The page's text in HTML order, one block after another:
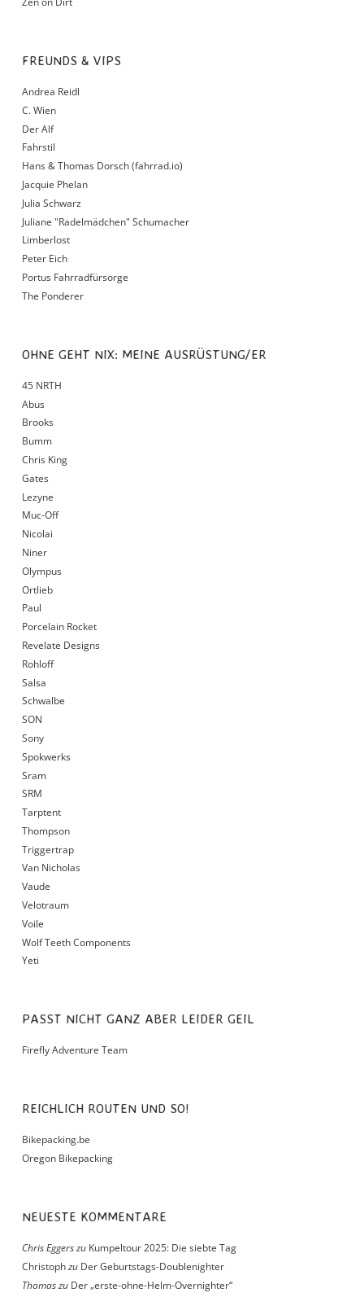
FREUNDS & VIPS
Andrea Reidl
C. Wien
Der Alf
Fahrstil
Hans & Thomas Dorsch (fahrrad.io)
Jacquie Phelan
Julia Schwarz
Juliane "Radelmädchen" Schumacher
Limberlost
Peter Eich
Portus Fahrradfürsorge
The Ponderer
OHNE GEHT NIX: MEINE AUSRÜSTUNG/ER
45 NRTH
Abus
Brooks
Bumm
Chris King
Gates
Lezyne
Muc-Off
Nicolai
Niner
Olympus
Ortlieb
Paul
Porcelain Rocket
Revelate Designs
Rohloff
Salsa
Schwalbe
SON
Sony
Spokwerks
Sram
SRM
Tarptent
Thompson
Triggertrap
Van Nicholas
Vaude
Velotraum
Voile
Wolf Teeth Components
Yeti
PASST NICHT GANZ ABER LEIDER GEIL
Firefly Adventure Team
REICHLICH ROUTEN UND SO!
Bikepacking.be
Oregon Bikepacking
NEUESTE KOMMENTARE
Chris Eggerszu Kumpeltour 2025: Die siebte Tag
Christophzu Der Geburtstags-Doublenighter
Thomaszu Der „erste-ohne-Helm-Overnighter“